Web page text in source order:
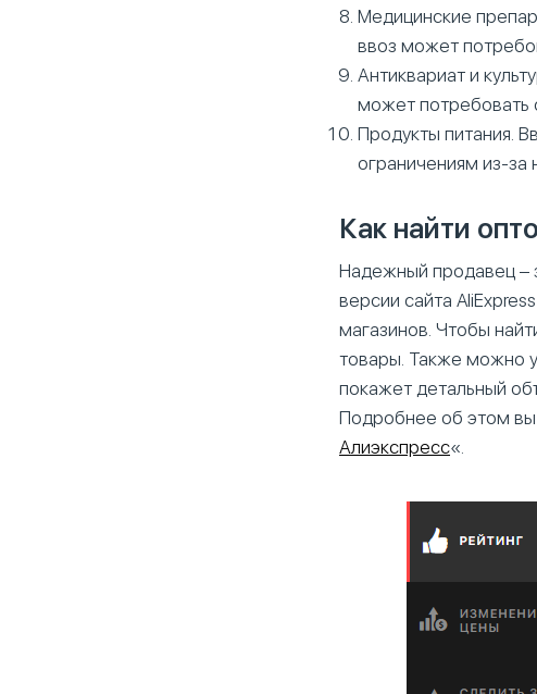
Медицинские
ввоз может
Антиквариат и
может потребовать
Продукты питания.
ограничениям из-за
Как найти
Надежный продавец –
версии сайта
магазинов. Чтобы
товары. Также можно
покажет детальный
Подробнее об этом
Алиэкспресс«.